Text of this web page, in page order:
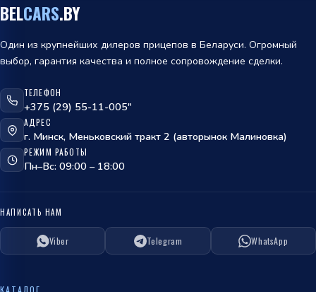
ОТПРАВИТЬ
BELCARS.BY
Один из крупнейших дилеров прицепов в Беларуси. Огромный
выбор, гарантия качества и полное сопровождение сделки.
ТЕЛЕФОН
+375 (29) 55-11-005"
АДРЕС
г. Минск, Меньковский тракт 2 (авторынок Малиновка)
РЕЖИМ РАБОТЫ
Пн–Вс: 09:00 – 18:00
НАПИСАТЬ НАМ
Viber Telegram WhatsApp